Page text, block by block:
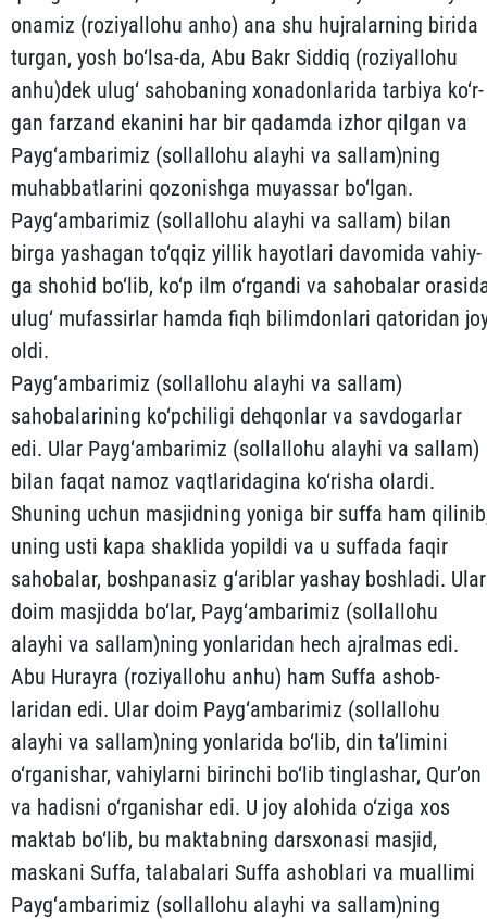
onamiz (roziyallohu anho) ana shu huj­ra­lar­ning birida
turgan, yosh bo‘lsa-da, Abu Bakr Siddiq (rozi­yal­lo­hu
anhu)dek ulug‘ sahobaning xonadonlarida tarbiya ko‘r­
gan far­zand eka­nini har bir qadamda izhor qilgan va
Payg‘am­ba­ri­miz (sol­lal­lohu alayhi va sallam)ning
muhabbatlarini qozo­nish­ga mu­yassar bo‘lgan.
Payg‘ambarimiz (sollallohu alayhi va sal­lam) bi­lan
birga yasha­gan to‘qqiz yillik hayotlari davomida va­hiy­
ga sho­hid bo‘lib, ko‘p ilm o‘rgandi va sahobalar
ulug‘ mu­fas­sir­lar hamda fiqh bi­limdonlari qatoridan
oldi.
Payg‘ambarimiz (sollallohu alayhi va sallam)
sahobalarining ko‘pchiligi dehqonlar va savdogarlar
edi. Ular Payg‘ambarimiz (sollallohu alayhi va sallam)
bilan faqat namoz vaqtlaridagi­na ko‘risha olardi.
Shuning uchun masjidning yoniga bir suffa ham
uning usti kapa shaklida yopildi va u suffada faqir
sahobalar, boshpanasiz g‘ariblar yashay boshladi. Ular
doim masjidda bo‘lar, Payg‘ambarimiz (sollallohu
alayhi va sallam)ning yonlaridan hech ajralmas edi.
Abu Hurayra (roziyallohu anhu) ham Suffa as­hob­
laridan edi. Ular doim Payg‘ambarimiz (sollallohu
alayhi va sallam)ning yonlarida bo‘lib, din ta’limini
o‘rganishar, va­hiylar­ni birinchi bo‘lib tinglashar, Qur’on
va hadisni o‘rga­nishar edi. U joy alohida o‘ziga xos
maktab bo‘lib, bu maktab­ning darsxonasi masjid,
maskani Suffa, talabalari Suffa as­hob­lari va muallimi
Payg‘ambarimiz (sollallohu alayhi va sal­lam)­ning